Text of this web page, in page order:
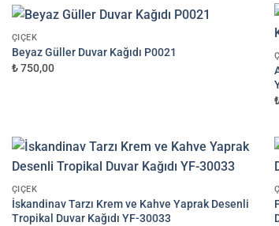
Süreç
Görseliniz
ÇIÇEK
Beyaz Güller Duvar Kağıdı P0021
₺ 750,00
ÇIÇEK
İskandinav Tarzı Krem ve Kahve Yaprak Desenli
Tropikal Duvar Kağıdı YF-30033